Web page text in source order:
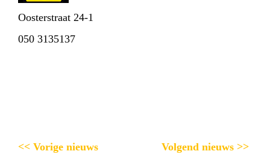
Oosterstraat 24-1
050 3135137
<< Vorige nieuws Volgend nieuws >>